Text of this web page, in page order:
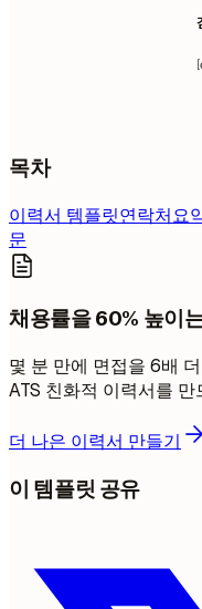
목차
이력서 템플릿연락처요
문
채용률을 60% 높이
몇 분 만에 면접을 6배
ATS 친화적 이력서를 만
더 나은 이력서 만들기
이 템플릿 공유